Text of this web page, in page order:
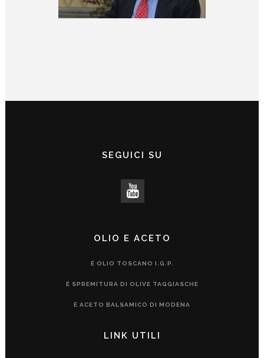
SEGUICI SU
OLIO E ACETO
É OLIO TOSCANO I.G.P.
É SPREMITURA DI OLIVE TAGGIASCHE
É ACETO BALSAMICO DI MODENA
LINK UTILI